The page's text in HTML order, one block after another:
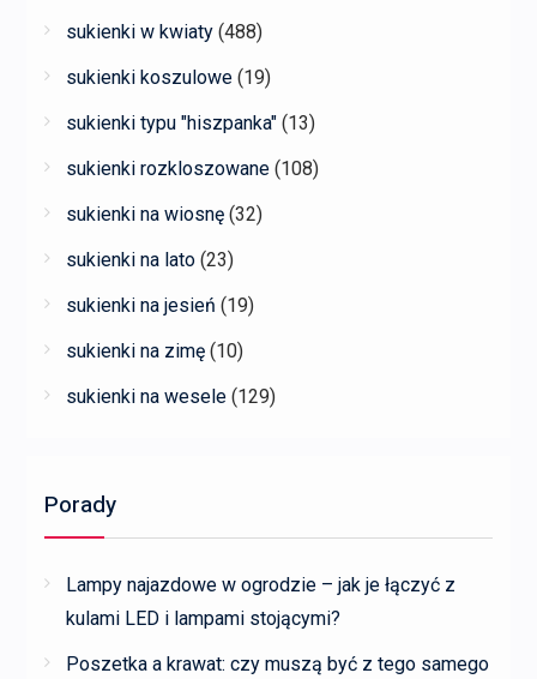
sukienki w kwiaty (488)
sukienki koszulowe (19)
sukienki typu "hiszpanka" (13)
sukienki rozkloszowane (108)
sukienki na wiosnę (32)
sukienki na lato (23)
sukienki na jesień (19)
sukienki na zimę (10)
sukienki na wesele (129)
Porady
Lampy najazdowe w ogrodzie – jak je łączyć z
kulami LED i lampami stojącymi?
Poszetka a krawat: czy muszą być z tego samego